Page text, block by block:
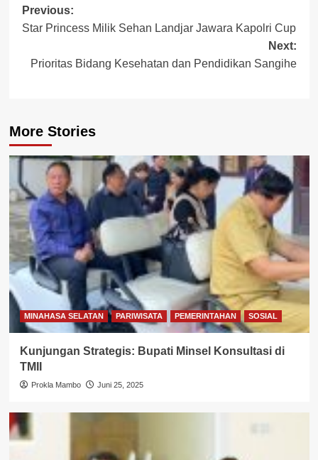
Post
navigation
Previous:
Star Princess Milik Sehan Landjar Jawara Kapolri Cup
Next:
Prioritas Bidang Kesehatan dan Pendidikan Sangihe
More Stories
MINAHASA SELATAN PARIWISATA PEMERINTAHAN SOSIAL
Kunjungan Strategis: Bupati Minsel Konsultasi di
TMII
Prokla Mambo Juni 25, 2025